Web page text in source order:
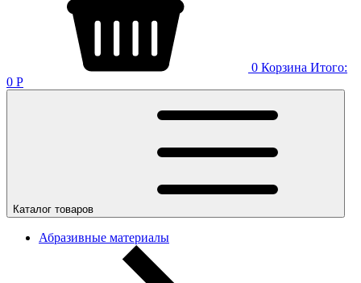
0 Корзина Итого:
0 Р
Каталог товаров
Абразивные материалы